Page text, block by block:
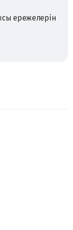
ережелерін